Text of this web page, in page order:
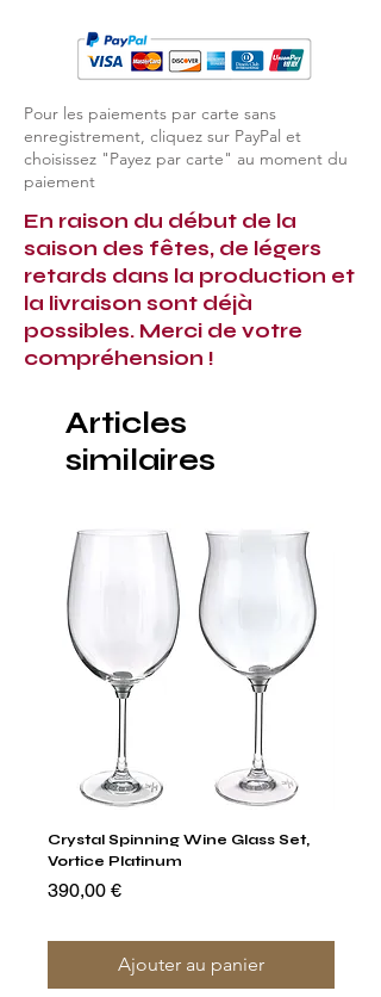
Pour les paiements par carte sans
enregistrement, cliquez sur PayPal et
choisissez "Payez par carte" au moment du
paiement
En raison du début de la
saison des fêtes, de légers
retards dans la production et
la livraison sont déjà
possibles. Merci de votre
compréhension !
Articles
similaires
Crystal Spinning Wine Glass Set,
Vortice Platinum
Prix
390,00 €
Ajouter au panier